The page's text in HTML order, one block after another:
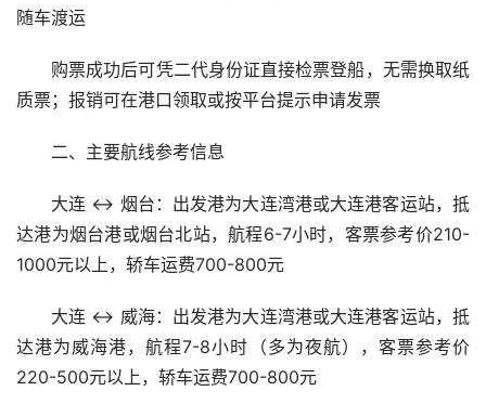
随车渡运
购票成功后可凭二代身份证直接检票登船，无需换取纸
质票；报销可在港口领取或按平台提示申请发票
二、主要航线参考信息
大连 ↔ 烟台：出发港为大连湾港或大连港客运站，抵
达港为烟台港或烟台北站，航程6-7小时，客票参考价210-
1000元以上，轿车运费700-800元
大连 ↔ 威海：出发港为大连湾港或大连港客运站，抵
达港为威海港，航程7-8小时（多为夜航），客票参考价
220-500元以上，轿车运费700-800元